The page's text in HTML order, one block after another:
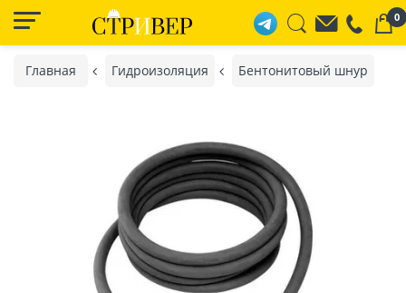
0
Главная Гидроизоляция Бентонитовый шнур